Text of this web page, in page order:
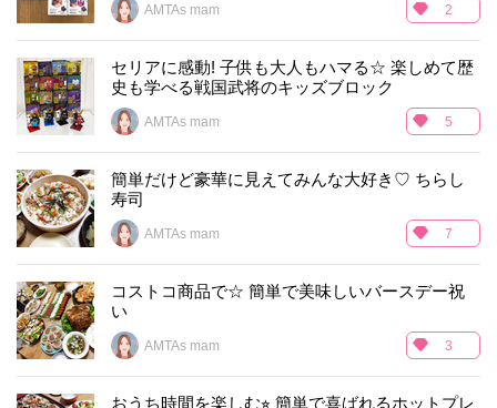
AMTAs mam 2
セリアに感動! 子供も大人もハマる☆ 楽しめて歴
史も学べる戦国武将のキッズブロック
AMTAs mam 5
簡単だけど豪華に見えてみんな大好き♡ ちらし
寿司
AMTAs mam 7
コストコ商品で☆ 簡単で美味しいバースデー祝
い
AMTAs mam 3
おうち時間を楽しむ⭐︎ 簡単で喜ばれるホットプレ